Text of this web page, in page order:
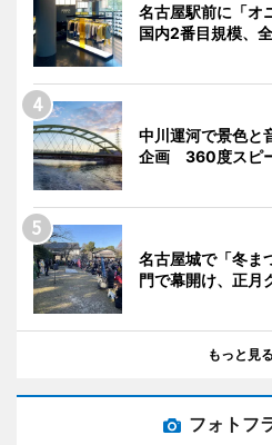
名古屋駅前に「オ
国内2番目規模、
中川運河で景色と
企画 360度スピ
名古屋城で「冬
門で幕開け、正月
もっと見る
フォトフ